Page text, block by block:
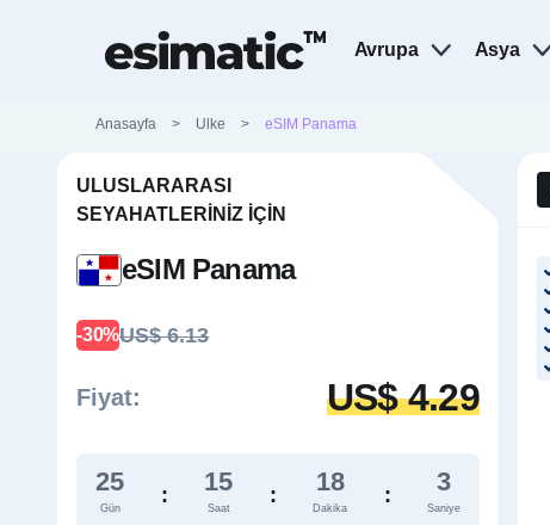
Avrupa Asya
Anasayfa > Ulke > eSIM Panama
ULUSLARARASI
SEYAHATLERINIZ İÇIN
eSIM Panama
-30%US$ 6.13
Fiyat: US$ 4.29
25
Gün
: 15
Saat
: 18
Dakika
: 2
Saniye